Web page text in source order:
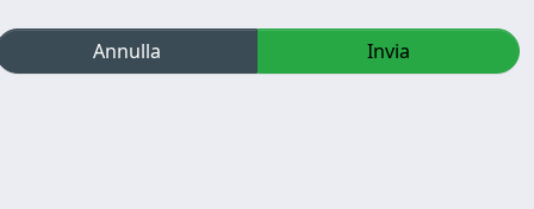
Annulla Invia